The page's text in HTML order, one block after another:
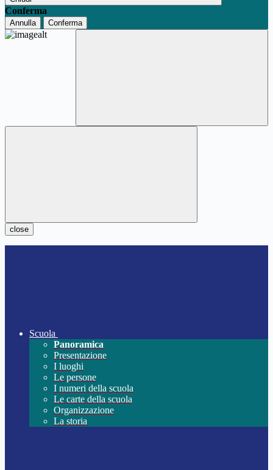
Conferma
Annulla Conferma
close
Scuola
Panoramica
Presentazione
I luoghi
Le persone
I numeri della scuola
Le carte della scuola
Organizzazione
La storia